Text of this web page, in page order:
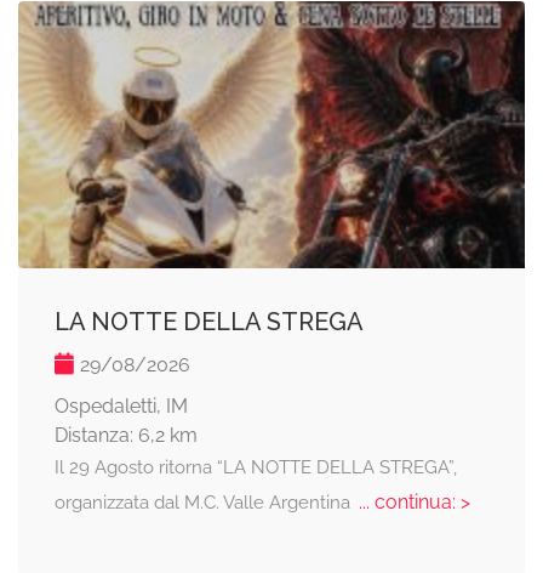
LA NOTTE DELLA STREGA
29/08/2026
Ospedaletti, IM
Distanza: 6,2 km
Il 29 Agosto ritorna “LA NOTTE DELLA STREGA”,
organizzata dal M.C. Valle Argentina... continua: >